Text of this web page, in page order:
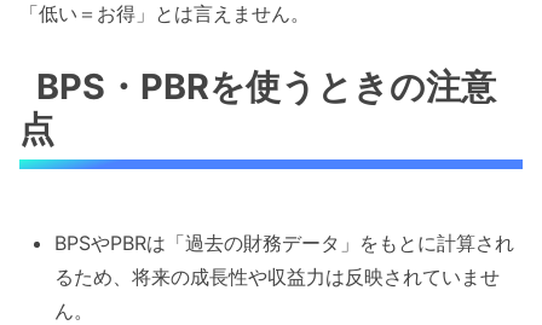
「低い＝お得」とは言えません。
BPS・PBRを使うときの注意
点
BPSやPBRは「過去の財務データ」をもとに計算され
るため、将来の成長性や収益力は反映されていませ
ん。